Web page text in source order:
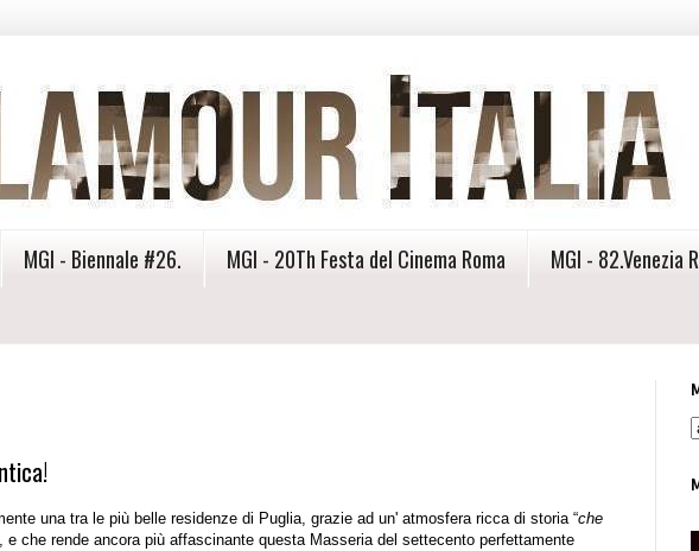
MGI - Biennale #26. MGI - 20Th Festa del Cinema Roma MGI - 82.Venezia
una tra le più belle residenze di Puglia, grazie ad un' atmosfera ricca di storia “che
e che rende ancora più affascinante questa Masseria del settecento perfettamente